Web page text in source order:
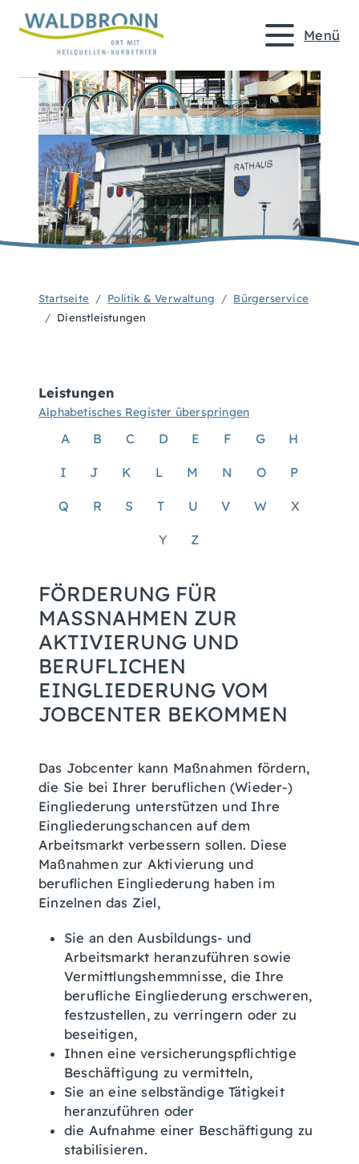
Menü
Startseite Politik & Verwaltung
Bürgerservice
Dienstleistungen
Leistungen
Alphabetisches Register überspringen
A B C D E F G H
I J K L M N O P
Q R S T U V W X
Y Z
FÖRDERUNG FÜR
MASSNAHMEN ZUR A
KTIVIERUNG UND B
ERUFLICHEN E
INGLIEDERUNG VOM J
OBCENTER BEKOMMEN
Das Jobcenter kann Maßnahmen fördern,
die Sie bei Ihrer beruflichen (Wieder-)
Eingliederung unterstützen und Ihre
Eingliederungschancen auf dem
Arbeitsmarkt verbessern sollen. Diese
Maßnahmen zur Aktivierung und
beruflichen Eingliederung haben im
Einzelnen das Ziel,
Sie an den Ausbildungs- und
Arbeitsmarkt heranzuführen sowie
Vermittlungshemmnisse, die Ihre
berufliche Eingliederung erschweren,
festzustellen, zu verringern oder zu
beseitigen,
Ihnen eine versicherungspflichtige
Beschäftigung zu vermitteln,
Sie an eine selbständige Tätigkeit
heranzuführen oder
die Aufnahme einer Beschäftigung zu
stabilisieren.